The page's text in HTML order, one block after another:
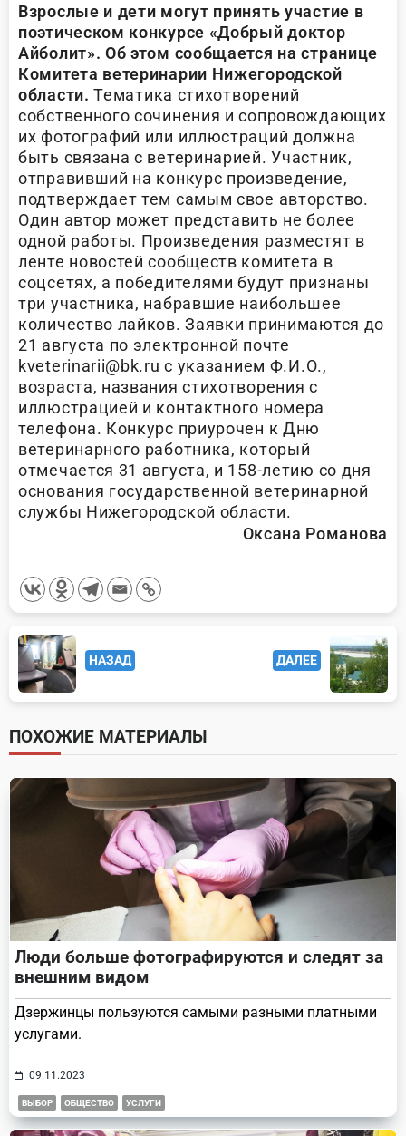
Взрослые и дети могут принять участие в
поэтическом конкурсе «Добрый доктор
Айболит». Об этом сообщается на странице
Комитета ветеринарии Нижегородской
области. Тематика стихотворений
собственного сочинения и сопровождающих
их фотографий или иллюстраций должна
быть связана с ветеринарией. Участник,
отправивший на конкурс произведение,
подтверждает тем самым свое авторство.
Один автор может представить не более
одной работы. Произведения разместят в
ленте новостей сообществ комитета в
соцсетях, а победителями будут признаны
три участника, набравшие наибольшее
количество лайков. Заявки принимаются до
21 августа по электронной почте
kveterinarii@bk.ru с указанием Ф.И.О.,
возраста, названия стихотворения с
иллюстрацией и контактного номера
телефона. Конкурс приурочен к Дню
ветеринарного работника, который
отмечается 31 августа, и 158-летию со дня
основания государственной ветеринарной
службы Нижегородской области.
Оксана Романова
<span
class="nav-
subtitle
screen-
reader-
text">Page</span>
НАЗАД ДАЛЕЕ
ПОХОЖИЕ МАТЕРИАЛЫ
Люди больше фотографируются и следят за
внешним видом
Дзержинцы пользуются самыми разными платными
услугами.
09.11.2023
ВЫБОР ОБЩЕСТВО УСЛУГИ